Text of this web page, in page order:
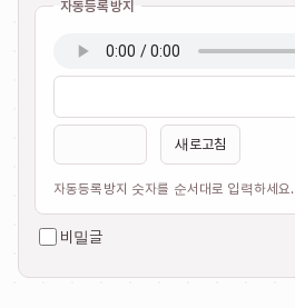
이름필수
비밀번호필수
자동등록방지
새로고침
자동등록방지 숫자를 순서대로 입력하세요.
비밀글